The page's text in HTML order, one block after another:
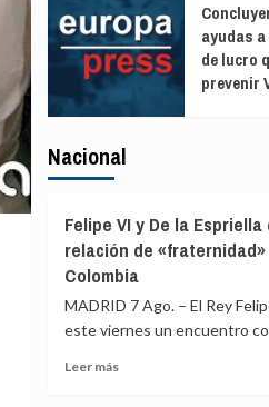
ayudas
de lucro
prevenir
Nacional
Felipe VI y De la
relación de «fraternidad»
Colombia
MADRID 7 Ago. – El Rey
este viernes un encuentro
Leer másLeer